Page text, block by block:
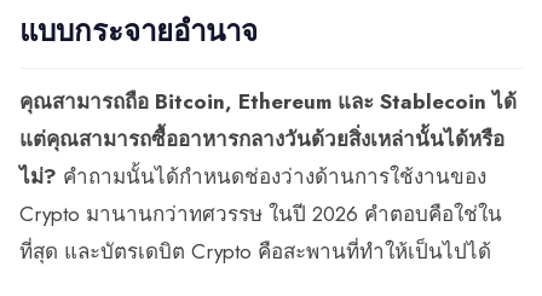
แบบกระจายอำนาจ
คุณสามารถถือ Bitcoin, Ethereum และ Stablecoin ได้
แต่คุณสามารถซื้ออาหารกลางวันด้วยสิ่งเหล่านั้นได้หรือ
ไม่? คำถามนั้นได้กำหนดช่องว่างด้านการใช้งานของ
Crypto มานานกว่าทศวรรษ ในปี 2026 คำตอบคือใช่ใน
ที่สุด และบัตรเดบิต Crypto คือสะพานที่ทำให้เป็นไปได้